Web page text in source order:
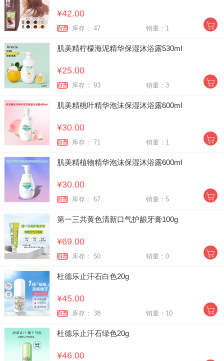
¥42.00
自营 库存： 47 销量：1
肌美精柠檬海泥精华保湿沐浴露530ml
¥25.00
自营 库存： 93 销量：3
肌美精桃叶精华泡沫保湿沐浴露600ml
¥30.00
自营 库存： 71 销量：1
肌美精植物精华泡沫保湿沐浴露600ml
¥30.00
自营 库存： 67 销量：5
第一三共黄色清新口气护龈牙膏100g
¥69.00
自营 库存： 50 销量：0
杜德乐止汗石白色20g
¥45.00
自营 库存： 38 销量：10
杜德乐止汗石绿色20g
¥46.00